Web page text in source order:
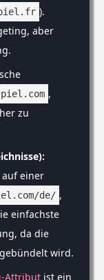
).
aber
,
zu
auf einer
de/ ,
einfachste
da die
wird.
Attribut ist ein